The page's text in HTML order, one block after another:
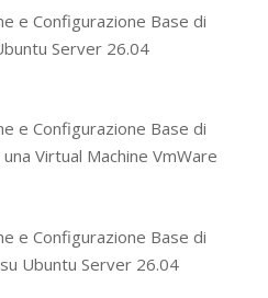
e Configurazione Base di
Server 26.04
e Configurazione Base di
una Virtual Machine VmWare
e Configurazione Base di
Ubuntu Server 26.04